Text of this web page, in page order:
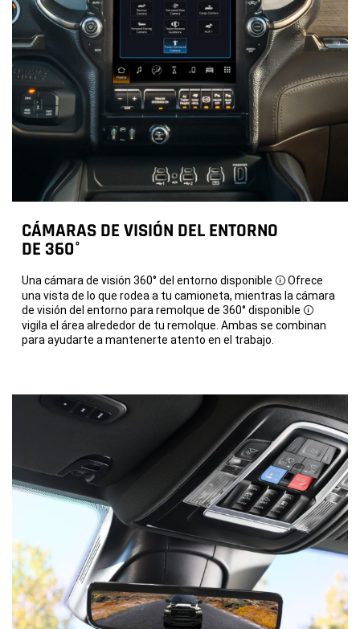
CÁMARAS DE VISIÓN DEL ENTORNO
DE 360°
Una cámara de visión 360° del entorno disponible
Disclosure
Ofrece
una vista de lo que rodea a tu camioneta, mientras la cámara
de visión del entorno para remolque de 360° disponible
vigila el área alrededor de tu remolque. Ambas se combinan
para ayudarte a mantenerte atento en el trabajo.